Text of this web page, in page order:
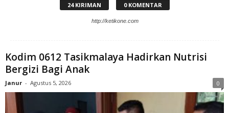
24 KIRIMAN 0 KOMENTAR
http://ketikone.com
Kodim 0612 Tasikmalaya Hadirkan Nutrisi
Bergizi Bagi Anak
Janur - Agustus 5, 2026 0